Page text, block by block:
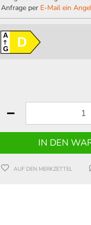
Anfrage per E-Mail ein
A
GD
AUF DEN MERKZETTEL